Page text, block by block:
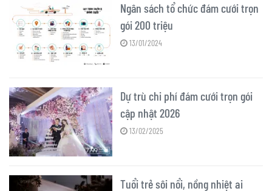
Ngân sách tổ chức đám cưới trọn
gói 200 triệu
13/01/2024
Dự trù chi phí đám cưới trọn gói
cập nhật 2026
13/02/2025
Tuổi trẻ sôi nổi, nồng nhiệt ai